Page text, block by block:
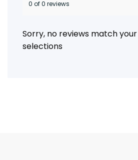
0 of 0 reviews
Sorry, no reviews match
selections